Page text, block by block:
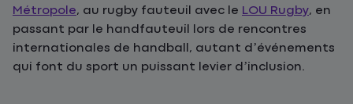
Métropole, au rugby fauteuil avec le LOU Rugby, en
passant par le handfauteuil lors de rencontres
internationales de handball, autant d’événements
qui font du sport un puissant levier d’inclusion.